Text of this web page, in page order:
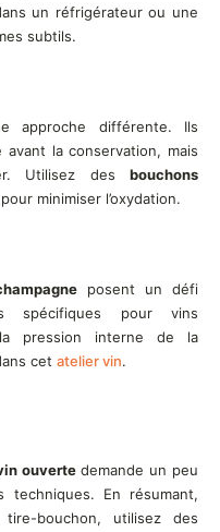
un réfrigérateur ou une
subtils.
approche différente. Ils
avant la conservation, mais
Utilisez des bouchons
minimiser l’oxydation.
posent un défi
spécifiques pour vins
pression interne de la
cet atelier vin.
ouvertedemande un peu
techniques. En résumant,
bouchon, utilisez des